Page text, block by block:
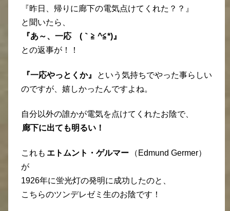
『昨日、帰りに廊下の電気点けてくれた？？』
と聞いたら、
『あ～、一応 (｀≧ ^≦*)』
との返事が！！
『一応やっとくか』
という気持ちでやった事らしい
のですが、嬉しかったんですよね。
自分以外の誰かが電気を点けてくれたお陰で、
廊下に出ても明るい！
これも エトムント・ゲルマー
（Edmund Germer）
が
1926年に蛍光灯の発明に成功したのと、
こちらのツンデレゼミ生のお陰です！